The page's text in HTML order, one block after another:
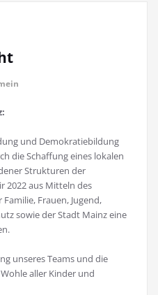
und Demokratiebildung
die Schaffung eines lokalen
Strukturen der
2022 aus Mitteln des
Frauen, Jugend,
sowie der Stadt Mainz eine
unseres Teams und die
aller Kinder und